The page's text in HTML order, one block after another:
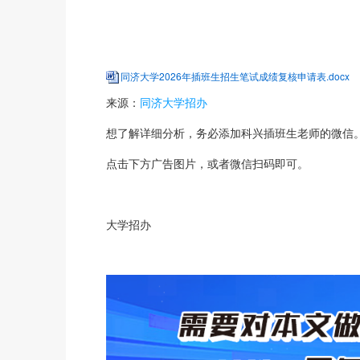
同济大学2026年插班生招生笔试成绩复核申请表.docx
来源： 同济大学招办
想了解详细分析，务必添加科兴插班生老师的微信
点击下方广告图片，或者微信扫码即可。
大学招办